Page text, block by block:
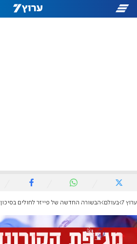
ערוץ 7 בעולם הבשורה החדשה של פייזר לחולים בסיכון